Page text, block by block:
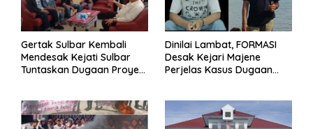
Gertak Sulbar Kembali
Mendesak Kejati Sulbar
Tuntaskan Dugaan Proyek
Dinilai Lambat, FORMASI
Desak Kejari Majene
Perjelas Kasus Dugaan